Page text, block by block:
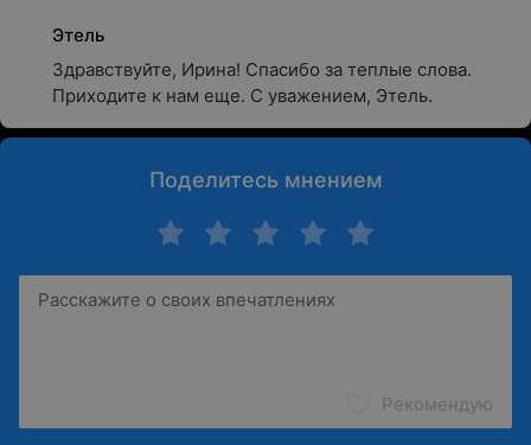
Этель
Здравствуйте, Ирина! Спасибо за теплые слова.
Приходите к нам еще. С уважением, Этель.
Поделитесь мнением
Рекомендую